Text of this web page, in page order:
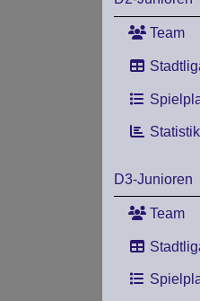
Team
Statistik
D3-Junioren
Team